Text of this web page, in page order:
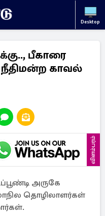
Desktop
பீகாரை
காவல்
விளம்பரம்
அருகே
மாநில தொழிலாளர்கள்